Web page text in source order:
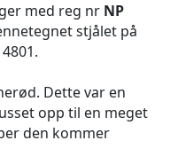
med reg nr NP
stjålet på
Dette var en
opp til en meget
den kommer